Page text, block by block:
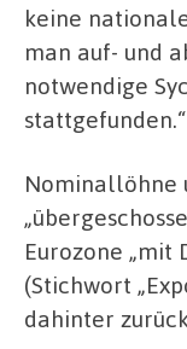
keine
man auf- und
notwendige
stattgefunden.“
Nominallöhne
Eurozone „mit
(Stichwort
dahinter